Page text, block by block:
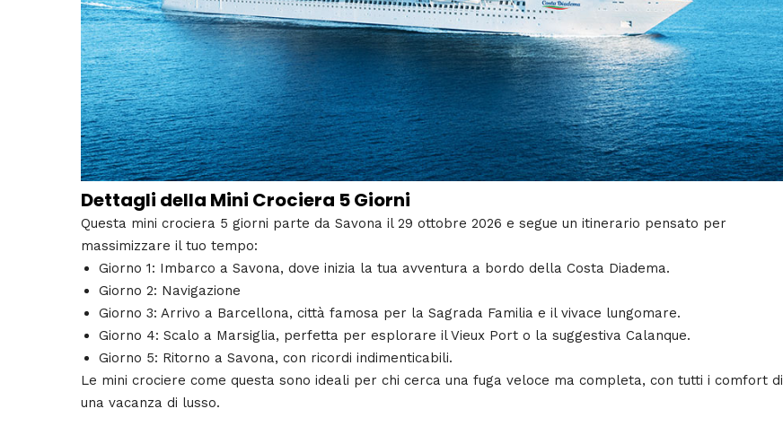
Dettagli della Mini Crociera 5 Giorni
Questa mini crociera 5 giorni parte da Savona il 29 ottobre 2026 e segue un itinerario pensato per
massimizzare il tuo tempo:
Giorno 1: Imbarco a Savona, dove inizia la tua avventura a bordo della Costa Diadema.
Giorno 2: Navigazione
Giorno 3: Arrivo a Barcellona, città famosa per la Sagrada Familia e il vivace lungomare.
Giorno 4: Scalo a Marsiglia, perfetta per esplorare il Vieux Port o la suggestiva Calanque.
Giorno 5: Ritorno a Savona, con ricordi indimenticabili.
Le mini crociere come questa sono ideali per chi cerca una fuga veloce ma completa, con tutti i comfort di
una vacanza di lusso.